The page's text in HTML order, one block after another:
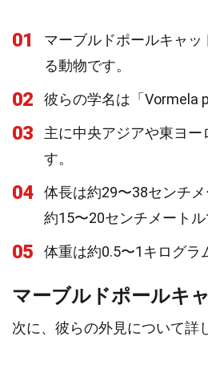
01
マーブルドポールキャ
る動物です。
02 彼らの学名は「Vormela
03
主に中央アジアや東ヨー
す。
04
体長は約29〜38センチ
約15〜20センチメートル
05 体重は約0.5〜1キログラ
マーブルドポールキ
次に、彼らの外見について詳